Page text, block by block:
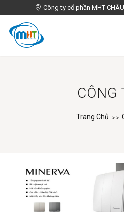
Công ty cổ phần
Công ty cổ phần MHT
CÔNG
Trang Chủ